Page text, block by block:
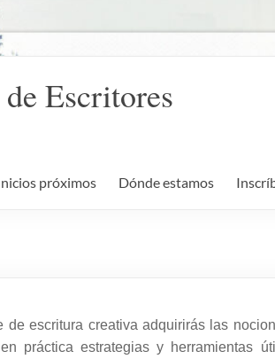
Escritores
próximos Dónde estamos
de escritura creativa adquirirás las
práctica estrategias y herramientas